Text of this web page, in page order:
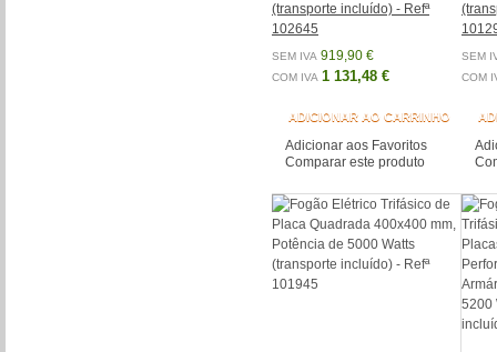
(transporte incluído) - Refª
102645
SEM IVA 919,90 €
COM IVA 1 131,48 €
ADICIONAR AO CARRINHO
Adicionar aos Favoritos
Comparar este produto
SEM
COM